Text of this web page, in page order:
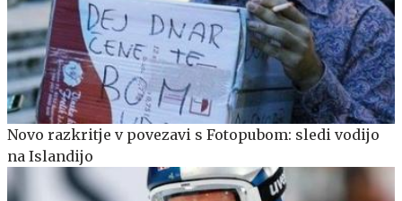
Novo razkritje v povezavi s Fotopubom: sledi vodijo
na Islandijo